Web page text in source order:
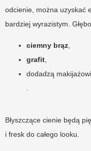
odcienie, można uzyskać
bardziej wyrazistym.
ciemny brąz
grafit
dodadzą
Błyszczące cienie będą
i fresk do całego looku.